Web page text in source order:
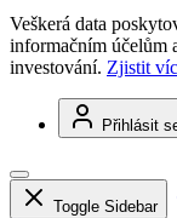
Veškerá data
informačním účelům
investování. Zjistit
Přihlásit
Toggle Sidebar